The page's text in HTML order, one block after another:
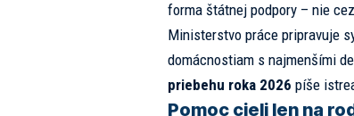
forma štátnej podpory – nie
Ministerstvo práce pripravuje
domácnostiam s najmenšími
priebehu roka 2026 píše
Pomoc cieli len na